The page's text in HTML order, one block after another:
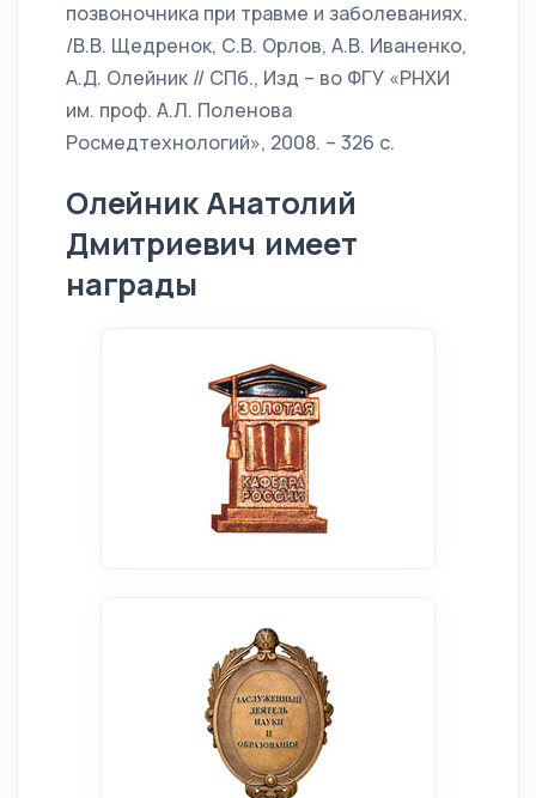
позвоночника при травме и заболеваниях.
/В.В. Щедренок, С.В. Орлов, А.В. Иваненко,
А.Д. Олейник // СПб., Изд – во ФГУ «РНХИ
им. проф. А.Л. Поленова
Росмедтехнологий», 2008. – 326 с.
Олейник Анатолий
Дмитриевич имеет
награды